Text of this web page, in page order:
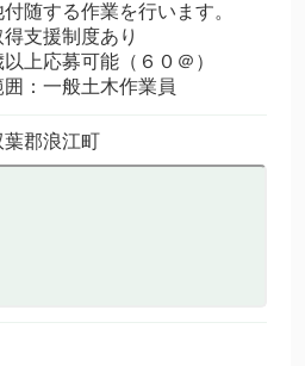
付随する作業を行います。
支援制度あり
上応募可能（６０＠）
：一般土木作業員
葉郡浪江町